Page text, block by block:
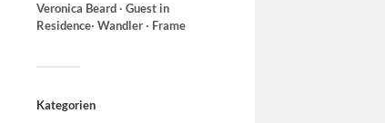
Veronica Beard ∙ Guest in
Residence∙ Wandler ∙ Frame
Kategorien